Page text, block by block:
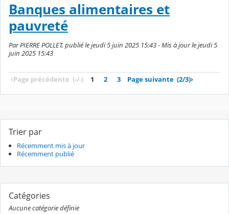
Banques alimentaires et
pauvreté
Par PIERRE POLLET, publié le jeudi 5 juin 2025 15:43 - Mis à jour le jeudi 5
juin 2025 15:43
‹Page précédente (-/-) 1 2 3 Page suivante (2/3)›
Trier par
Récemment mis à jour
Récemment publié
Catégories
Aucune catégorie définie